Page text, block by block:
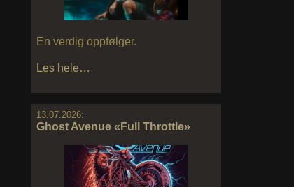
En verdig oppfølger.
Les hele…
13.07.2026:
Ghost Avenue «Full Throttle»